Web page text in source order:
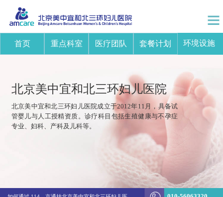
首页 重点科室 医疗团队 套餐计划 环境设施
北京美中宜和北三环妇儿医院
北京美中宜和北三环妇儿医院成立于2012年11月，具备试
管婴儿与人工授精资质。诊疗科目包括生殖健康与不孕症
专业、妇科、产科及儿科等。